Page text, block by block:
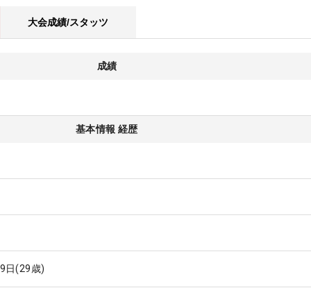
大会成績/スタッツ
成績
基本情報 経歴
日(29歳)